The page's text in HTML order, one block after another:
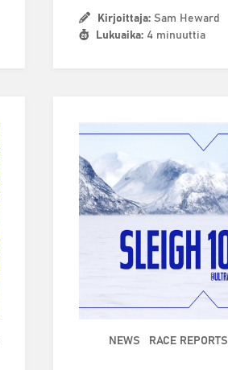
Kirjoittaja:Sam Heward
Lukuaika:4 minuuttia
NEWS RACE REPORTS